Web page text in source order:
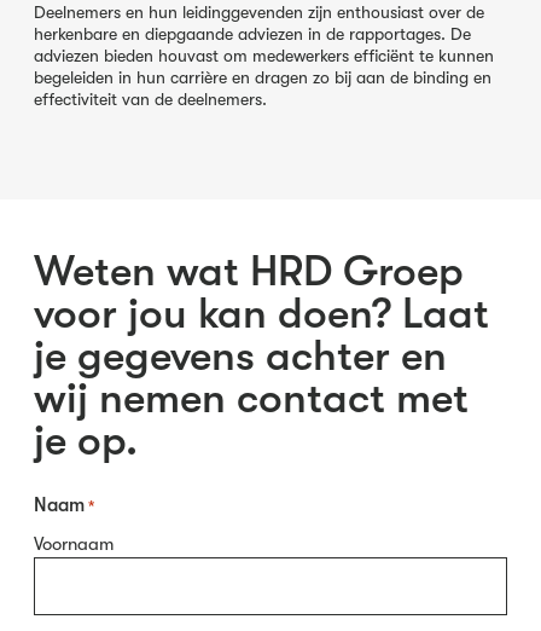
Deelnemers en hun leidinggevenden zijn enthousiast over de
herkenbare en diepgaande adviezen in de rapportages. De
adviezen bieden houvast om medewerkers efficiënt te kunnen
begeleiden in hun carrière en dragen zo bij aan de binding en
effectiviteit van de deelnemers.
Weten wat HRD Groep
voor jou kan doen? Laat
je gegevens achter en
wij nemen contact met
je op.
Naam *
Voornaam